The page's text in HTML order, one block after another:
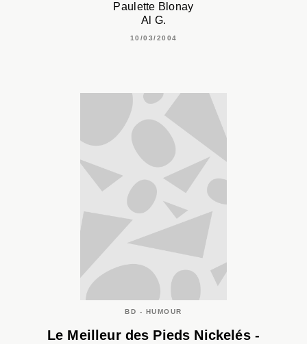
Paulette Blonay
Al G.
10/03/2004
BD - HUMOUR
Le Meilleur des Pieds Nickelés -